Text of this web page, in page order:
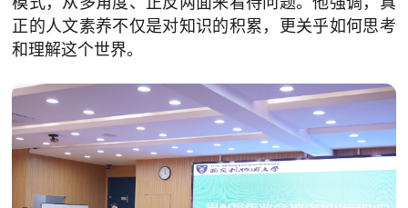
正的人文素养不仅是对知识的积累，更关乎如何思考
和理解这个世界。